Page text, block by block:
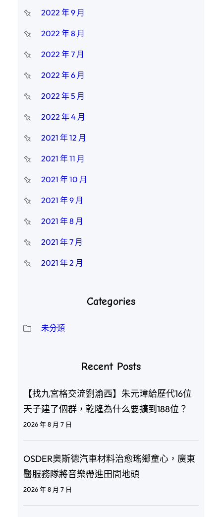
2022 年 9 月
2022 年 8 月
2022 年 7 月
2022 年 6 月
2022 年 5 月
2022 年 4 月
2021 年 12 月
2021 年 11 月
2021 年 10 月
2021 年 9 月
2021 年 8 月
2021 年 7 月
2021 年 2 月
Categories
未分類
Recent Posts
【找九宮格交流劉渝西】朱元璋給歷代16位
天子建了個群，乾隆為什么要擴到188位？
2026 年 8 月 7 日
OSDER奧斯德汽車材料治愈瑤鄉童心，廣東
醫服務隊將音樂帶進田間地頭
2026 年 8 月 7 日